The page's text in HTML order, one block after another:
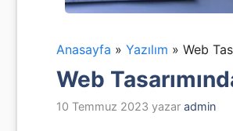
Anasayfa » Yazılım » Web
Web
10 Temmuz 2023 yazar admin